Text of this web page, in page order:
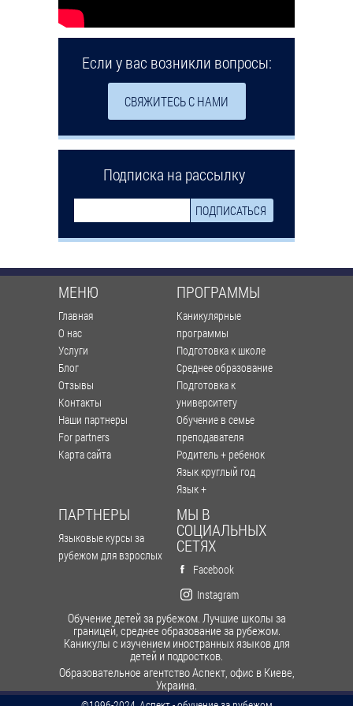
Если у вас возникли вопросы:
СВЯЖИТЕСЬ С НАМИ
Подписка на рассылку
МЕНЮ
Главная
О нас
Услуги
Блог
Отзывы
Контакты
Наши партнеры
For partners
Карта сайта
ПРОГРАММЫ
Каникулярные
программы
Подготовка к школе
Среднее образование
Подготовка к
университету
Обучение в семье
преподавателя
Родитель + ребенок
Язык круглый год
Язык +
ПАРТНЕРЫ
Языковые курсы за
рубежом для взрослых
МЫ В
СОЦИАЛЬНЫХ
СЕТЯХ
Facebook
Instagram
Обучение детей за рубежом. Лучшие школы за
границей, среднее образование за рубежом.
Каникулы с изучением иностранных языков для
детей и подростков.
Образовательное агентство Аспект, офис в Киеве,
Украина.